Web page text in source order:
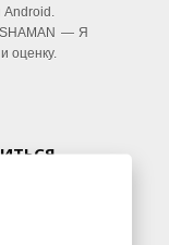
SHAMAN — Я
оценку.